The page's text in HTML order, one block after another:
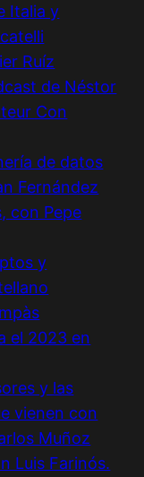
Italia y
Ruíz
de Néstor
Con
de datos
Fernández
con Pepe
y
el 2023 en
y las
vienen con
Muñoz
Luis Farinós.